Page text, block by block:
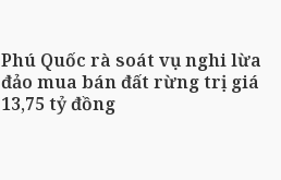
Phú Quốc rà soát vụ nghi lừa
đảo mua bán đất rừng trị giá
13,75 tỷ đồng